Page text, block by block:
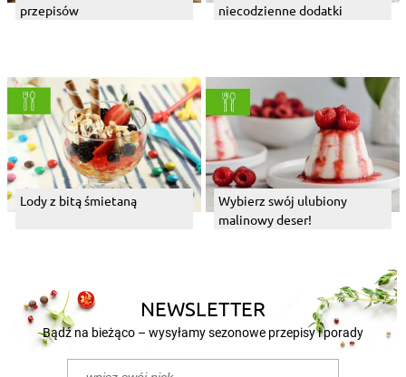
przepisów
niecodzienne dodatki
Lody z bitą śmietaną
Wybierz swój ulubiony
malinowy deser!
NEWSLETTER
Bądź na bieżąco – wysyłamy sezonowe przepisy i porady